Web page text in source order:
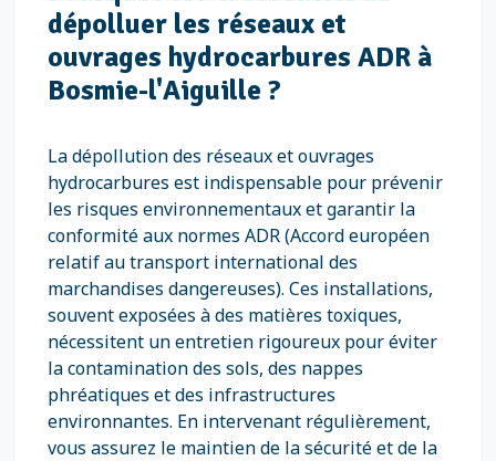
dépolluer les réseaux et
ouvrages hydrocarbures ADR à
Bosmie-l'Aiguille ?
La dépollution des réseaux et ouvrages
hydrocarbures est indispensable pour prévenir
les risques environnementaux et garantir la
conformité aux normes ADR (Accord européen
relatif au transport international des
marchandises dangereuses). Ces installations,
souvent exposées à des matières toxiques,
nécessitent un entretien rigoureux pour éviter
la contamination des sols, des nappes
phréatiques et des infrastructures
environnantes. En intervenant régulièrement,
vous assurez le maintien de la sécurité et de la